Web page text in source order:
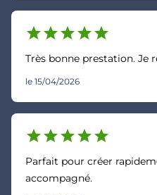
starstarstarstarstar
Très bonne prestation. Je
le 15/04/2026
starstarstarstarstar
Parfait pour créer
accompagné.